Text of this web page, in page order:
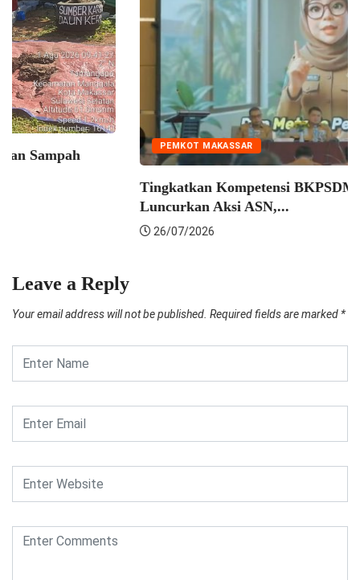
Tingkatkan Kompetensi BKPSDM Makassar
Luncurkan Aksi ASN,...
Leave a Reply
Your email address will not be published. Required fields are marked *